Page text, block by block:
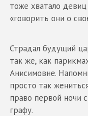
тоже хватало
«говорить они о
Страдал будущий
так же, как
Анисимовне.
просто так
право первой ночи
графу.